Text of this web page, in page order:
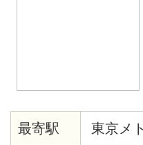
最寄駅 東京メ